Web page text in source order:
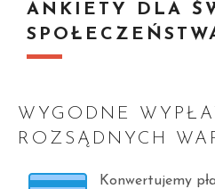
ANKIETY DLA
WYGODNE
ROZSĄDNYCH
Konwertujemy